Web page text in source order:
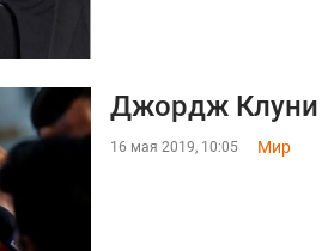
Джордж Клуни
16 мая 2019, 10:05 Мир